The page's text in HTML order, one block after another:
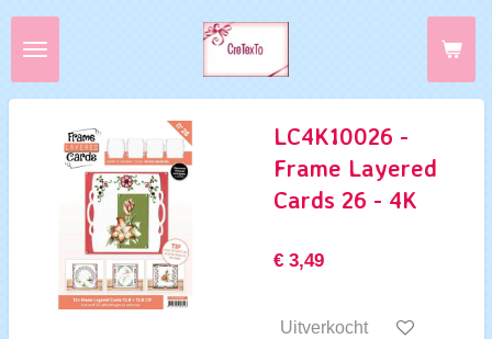
Ga
direct
de
LC4K10026 -
Frame Layered
Cards 26 - 4K
€ 3,49
Uitverkocht